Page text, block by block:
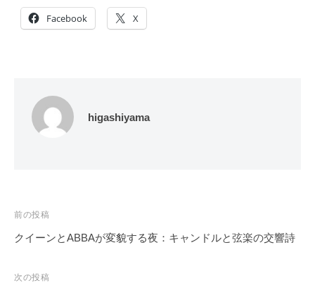
Facebook X
higashiyama
投
稿
ビ
前の投稿
クイーンとABBAが変貌する夜：キャンドルと弦楽の交響詩
次の投稿